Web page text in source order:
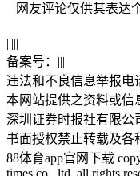
网友评论仅供其表达
|||||
备案号： |||
违法和不良信息举报电
本网站提供之资料或信
深圳证券时报社有限公
书面授权禁止转载及各
88体育app官网下载
times co., ltd. all rights